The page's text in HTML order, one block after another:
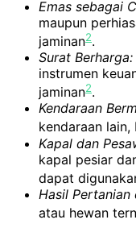
Emas sebagai
maupun
jaminan2.
Surat Berharga:
instrumen
jaminan2.
Kendaraan
kendaraan
Kapal dan
kapal pesiar
dapat
Hasil Pertanian
atau hewan